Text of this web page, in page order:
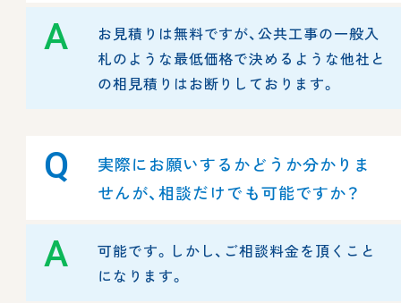
A
お見積りは無料ですが、公共工事の一般入
札のような最低価格で決めるような他社と
の相見積りはお断りしております。
Q
実際にお願いするかどうか分かりま
せんが、相談だけでも可能ですか？
A
可能です。しかし、ご相談料金を頂くこと
になります。